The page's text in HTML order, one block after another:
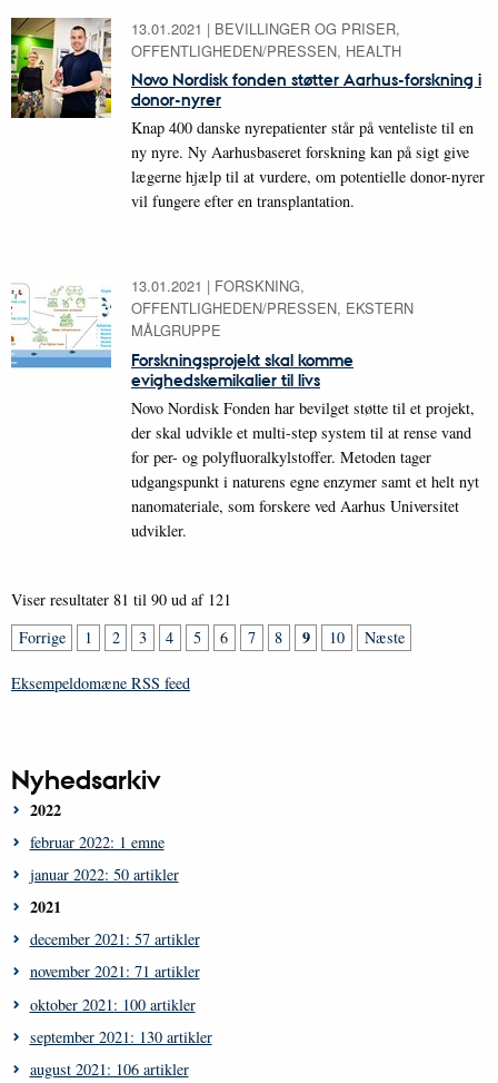
13.01.2021 | BEVILLINGER OG PRISER,
OFFENTLIGHEDEN/PRESSEN, HEALTH
Novo Nordisk fonden støtter Aarhus-forskning i
donor-nyrer
Knap 400 danske nyrepatienter står på venteliste til en
ny nyre. Ny Aarhusbaseret forskning kan på sigt give
lægerne hjælp til at vurdere, om potentielle donor-nyrer
vil fungere efter en transplantation.
13.01.2021 | FORSKNING,
OFFENTLIGHEDEN/PRESSEN, EKSTERN
MÅLGRUPPE
Forskningsprojekt skal komme
evighedskemikalier til livs
Novo Nordisk Fonden har bevilget støtte til et projekt,
der skal udvikle et multi-step system til at rense vand
for per- og polyfluoralkylstoffer. Metoden tager
udgangspunkt i naturens egne enzymer samt et helt nyt
nanomateriale, som forskere ved Aarhus Universitet
udvikler.
Viser resultater 81 til 90 ud af 121
Forrige
1 2 3 4 5 6 7 8 9 10 Næste
Eksempeldomæne RSS feed
Nyhedsarkiv
2022
februar 2022: 1 emne
januar 2022: 50 artikler
2021
december 2021: 57 artikler
november 2021: 71 artikler
oktober 2021: 100 artikler
september 2021: 130 artikler
august 2021: 106 artikler